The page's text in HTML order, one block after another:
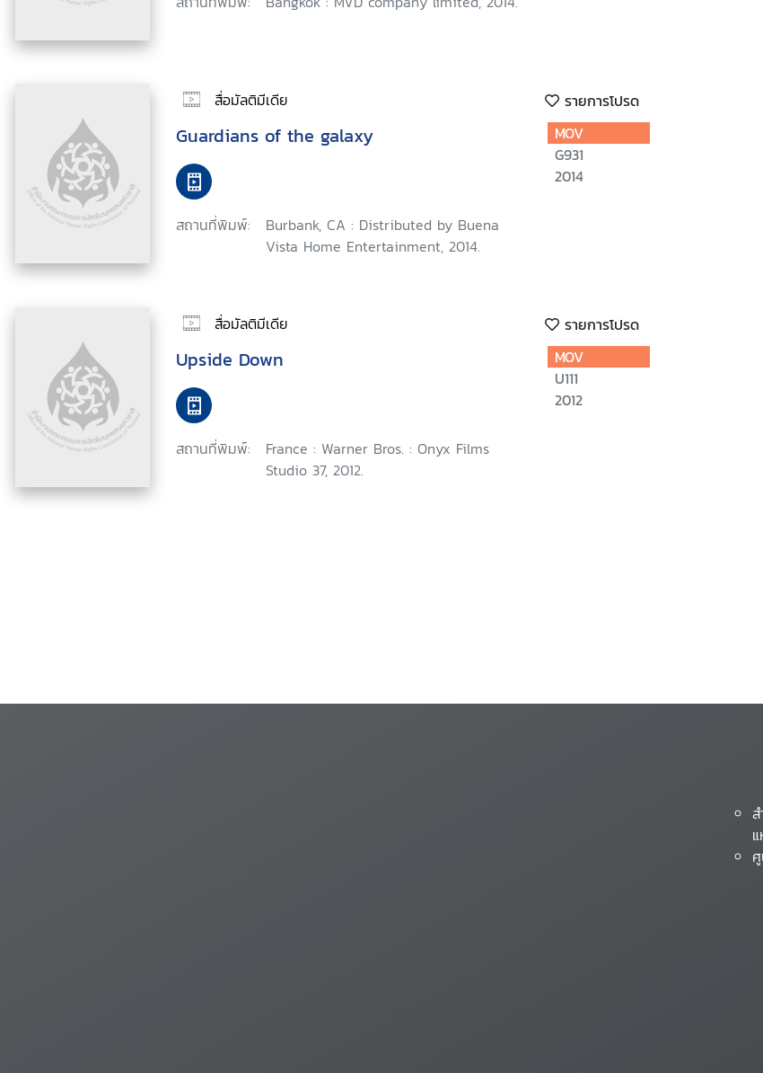
สื่อมัลติมีเดีย รายการโปรด
Guardians of the galaxy
สถานที่พิมพ์:
Burbank, CA : Distributed by Buena
Vista Home Entertainment, 2014.
MOV
G931
2014
สื่อมัลติมีเดีย รายการโปรด
Upside Down
สถานที่พิมพ์:
France : Warner Bros. : Onyx Films
Studio 37, 2012.
MOV
U111
2012